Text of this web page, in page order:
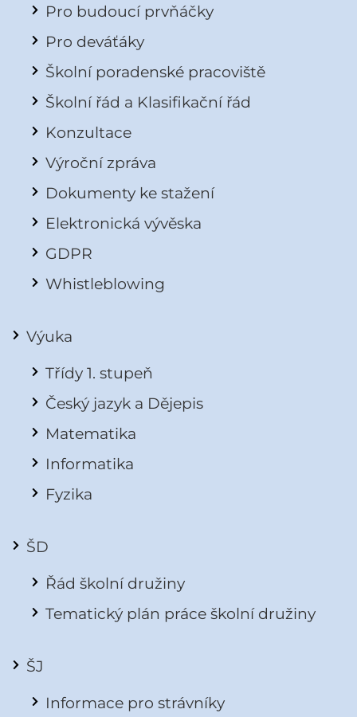
Pro budoucí prvňáčky
Pro deváťáky
Školní poradenské pracoviště
Školní řád a Klasifikační řád
Konzultace
Výroční zpráva
Dokumenty ke stažení
Elektronická vývěska
GDPR
Whistleblowing
Výuka
Třídy 1. stupeň
Český jazyk a Dějepis
Matematika
Informatika
Fyzika
ŠD
Řád školní družiny
Tematický plán práce školní družiny
ŠJ
Informace pro strávníky